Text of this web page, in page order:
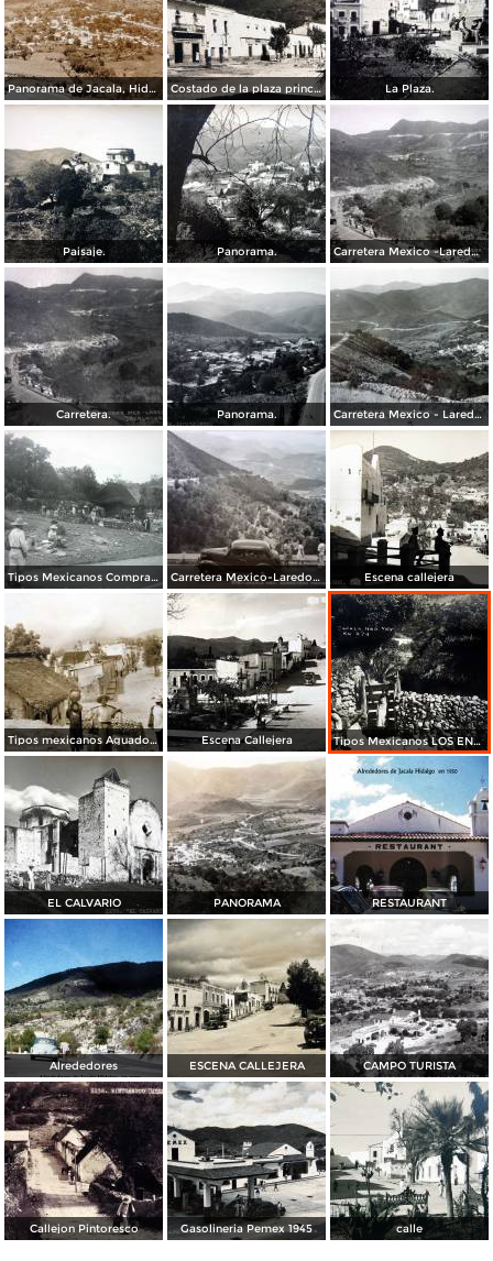
Panorama de Jacala, Hidalgo. ( Circulada el 10 de Abril de 1955 ). Costado de la plaza principal. ( Circulada el 22 de Marzo de 1937 ). La Plaza.
Paisaje. Panorama. Carretera Mexico -Laredo " El Frijol".
Carretera. Panorama. Carretera Mexico - Laredo vista general.
Tipos Mexicanos Comprando Maiz en La Cuesta Colorada Carretera Mexico-Laredo Kilometro 272 Escena callejera
Tipos mexicanos Aguadores Escena Callejera Tipos Mexicanos LOS ENAMORAMIENTOS
EL CALVARIO PANORAMA RESTAURANT
Alrededores ESCENA CALLEJERA CAMPO TURISTA
Callejon Pintoresco Gasolineria Pemex 1945 calle